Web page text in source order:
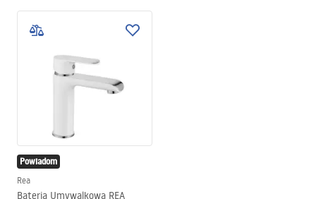
Powiadom
Rea
Bateria Umywalkowa REA